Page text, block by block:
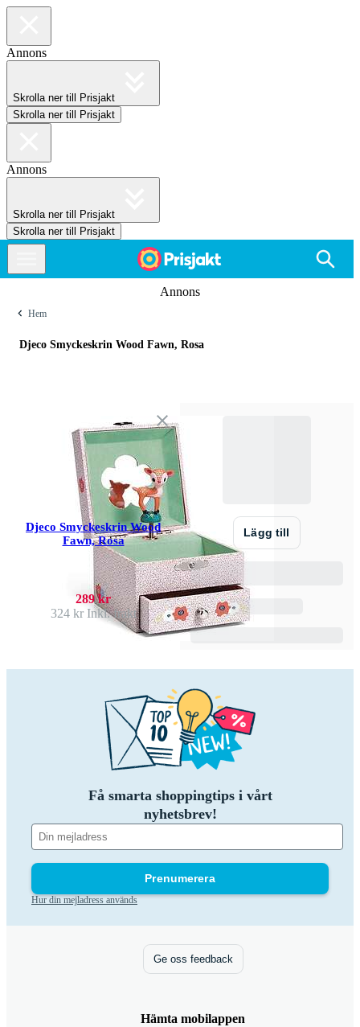
Annons
Skrolla ner till Prisjakt
Skrolla ner till Prisjakt
Annons
Skrolla ner till Prisjakt
Skrolla ner till Prisjakt
Annons
Hem
Djeco Smyckeskrin Wood Fawn, Rosa
Djeco Smyckeskrin Wood
Fawn, Rosa
289 kr
324 krInkl. frakt
Lägg till
Få smarta shoppingtips i vårt
nyhetsbrev!
Prenumerera
Hur din mejladress används
Ge oss feedback
Hämta mobilappen